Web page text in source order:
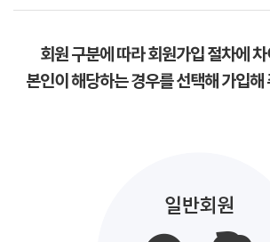
회원 구분에 따라 회원가입 절차에
본인이 해당하는 경우를 선택해 가입해